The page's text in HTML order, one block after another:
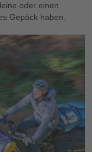
oder einen
Gepäck haben.